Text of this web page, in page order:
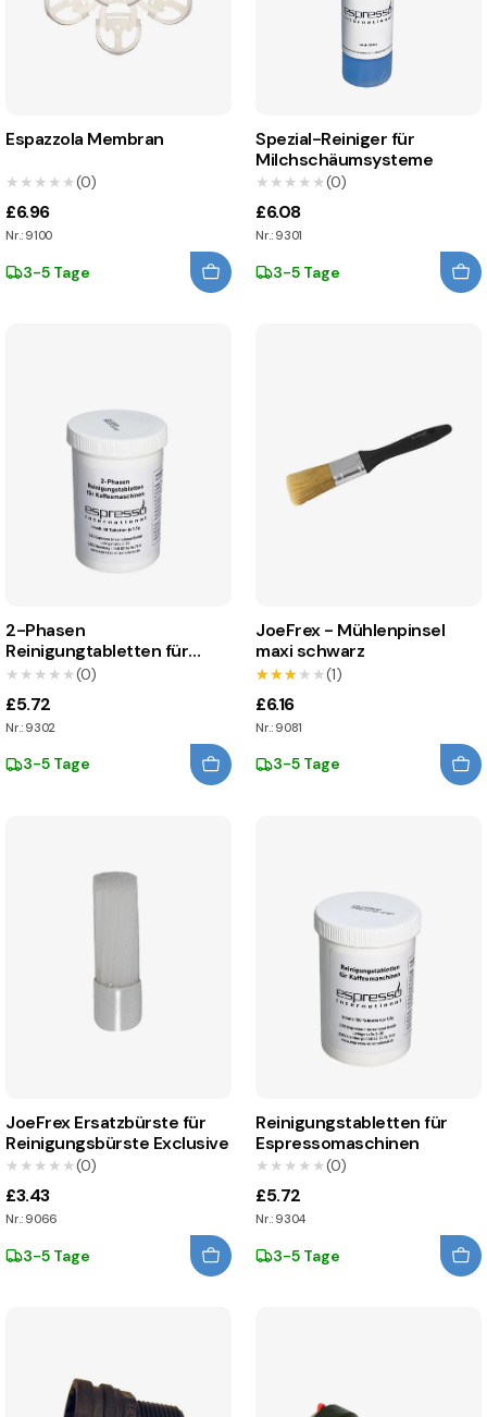
Espazzola Membran
★★★★★
★★★★★(0)
£6.96
Nr.: 9100
3-5 Tage
Spezial-Reiniger für
Milchschäumsysteme
★★★★★
★★★★★(0)
£6.08
Nr.: 9301
3-5 Tage
2-Phasen
Reinigungtabletten für
Kaffeemaschinen
★★★★★
★★★★★(0)
£5.72
Nr.: 9302
3-5 Tage
JoeFrex - Mühlenpinsel
maxi schwarz
★★★★★
★★★★★(1)
£6.16
Nr.: 9081
3-5 Tage
JoeFrex Ersatzbürste für
Reinigungsbürste Exclusive
★★★★★
★★★★★(0)
£3.43
Nr.: 9066
3-5 Tage
Reinigungstabletten für
Espressomaschinen
★★★★★
★★★★★(0)
£5.72
Nr.: 9304
3-5 Tage